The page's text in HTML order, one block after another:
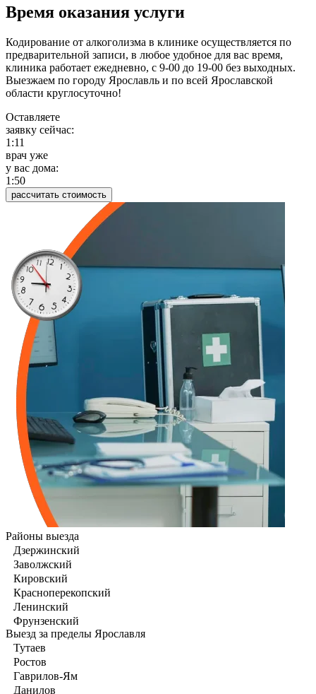
Время оказания услуги
Кодирование от алкоголизма в клинике осуществляется по
предварительной записи, в любое удобное для вас время,
клиника работает ежедневно, с 9-00 до 19-00 без выходных.
Выезжаем по городу Ярославль и по всей Ярославской
области круглосуточно!
Оставляете
заявку сейчас:
1:11
врач уже
у вас дома:
1:50
рассчитать стоимость
Районы выезда
Дзержинский
Заволжский
Кировский
Красноперекопский
Ленинский
Фрунзенский
Выезд за пределы Ярославля
Тутаев
Ростов
Гаврилов-Ям
Данилов